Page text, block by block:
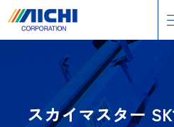
スカイマスター